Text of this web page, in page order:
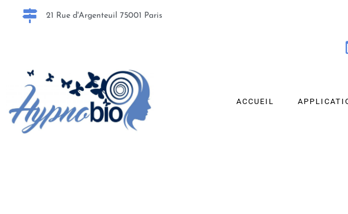
21 Rue d'Argenteuil 75001 Paris
ACCUEIL